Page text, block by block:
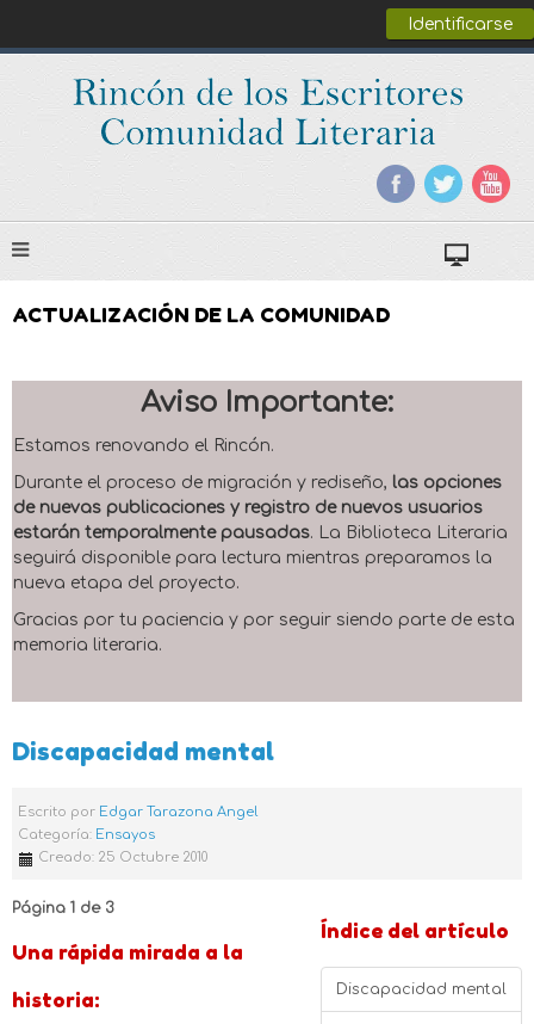
Identificarse
ACTUALIZACIÓN DE LA COMUNIDAD
Aviso Importante:
Estamos renovando el Rincón.
Durante el proceso de migración y rediseño, las opciones
de nuevas publicaciones y registro de nuevos usuarios
estarán temporalmente pausadas. La Biblioteca Literaria
seguirá disponible para lectura mientras preparamos la
nueva etapa del proyecto.
Gracias por tu paciencia y por seguir siendo parte de esta
memoria literaria.
Discapacidad mental
Escrito por Edgar Tarazona Angel
Categoría: Ensayos
Creado: 25 Octubre 2010
Índice del artículo
Discapacidad mental
Página 1 de 3
Una rápida mirada a la
historia: